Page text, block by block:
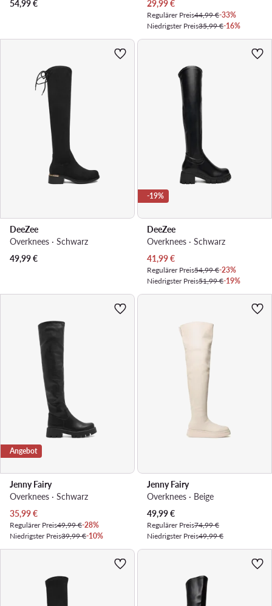
54,99€ Aktueller Preis
29,99€
Regulärer Preis44,99 €-33%
Niedrigster Preis35,99 €-16%
DeeZee
Overknees · Schwarz
49,99€
-19%
DeeZee
Overknees · Schwarz
Aktueller Preis
41,99€
Regulärer Preis54,99 €-23%
Niedrigster Preis51,99 €-19%
Angebot
Jenny Fairy
Overknees · Schwarz
Aktueller Preis
35,99€
Regulärer Preis49,99 €-28%
Niedrigster Preis39,99 €-10%
Jenny Fairy
Overknees · Beige
Aktueller Preis
49,99€
Regulärer Preis74,99 €
Niedrigster Preis49,99 €